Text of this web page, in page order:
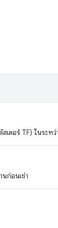
เตอร์ TF) ในระห
ก่อนเช่า